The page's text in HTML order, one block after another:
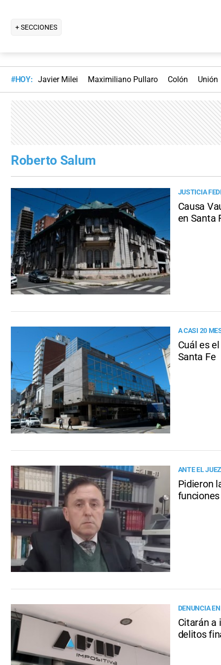
+ SECCIONES
#HOY: Javier Milei Maximiliano Pullaro Colón Unión
Roberto Salum
JUSTICIA
Causa
en Santa
A CASI 20
Cuál es
Santa Fe
ANTE EL
Pidieron
funciones
DENUNCIA
Citarán a
delitos